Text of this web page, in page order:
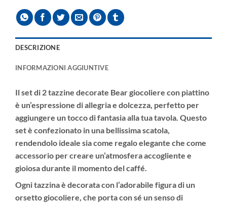
DESCRIZIONE
INFORMAZIONI AGGIUNTIVE
Ilset di 2 tazzine decorate Bear giocoliere con piattino
è un’espressione di allegria e dolcezza, perfetto per
aggiungere un tocco di fantasia alla tua tavola. Questo
set è confezionato in una bellissima scatola,
rendendolo ideale sia come regalo elegante che come
accessorio per creare un’atmosfera accogliente e
gioiosa durante il momento del caffé.
Ogni tazzina è decorata con l’adorabile figura di un
orsetto giocoliere, che porta con sé un senso di